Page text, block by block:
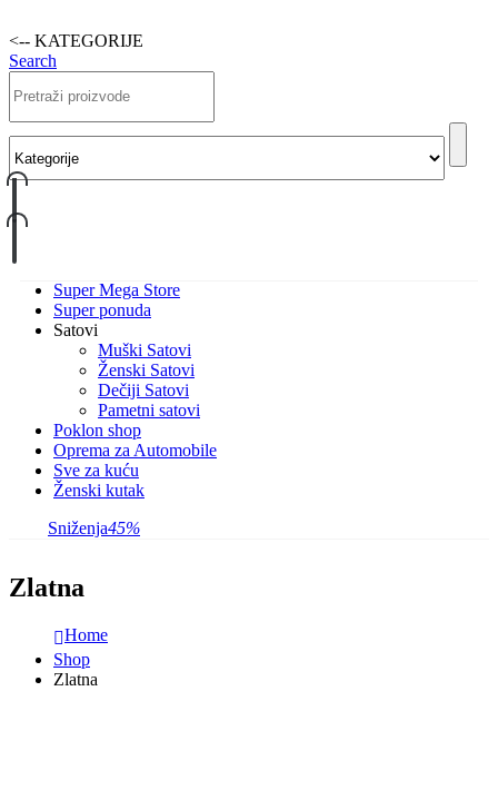
<-- KATEGORIJE
Search
Super Mega Store
Super ponuda
Satovi
Muški Satovi
Ženski Satovi
Dečiji Satovi
Pametni satovi
Poklon shop
Oprema za Automobile
Sve za kuću
Ženski kutak
Sniženja45%
Zlatna
Home
Shop
Zlatna